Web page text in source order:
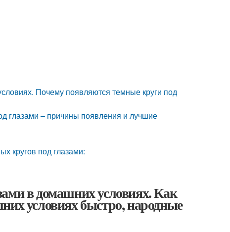
Почему появляются темные круги под
глазами – причины появления и лучшие
кругов под глазами:
в домашних условиях. Как
условиях быстро, народные